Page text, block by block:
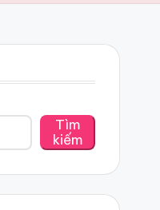
Tìm
kiếm